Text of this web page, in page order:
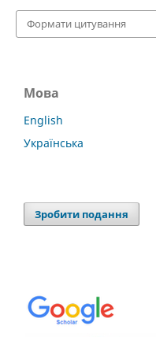
Формати цитування
Мова
English
Українська
Зробити подання